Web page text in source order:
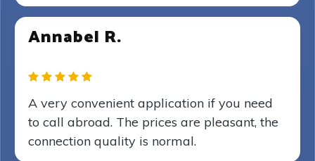
Annabel R.
A very convenient application if you need
to call abroad. The prices are pleasant, the
connection quality is normal.